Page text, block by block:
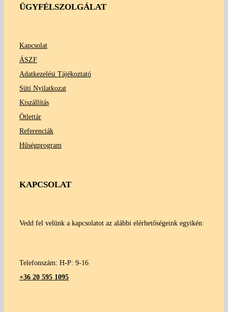
ÜGYFÉLSZOLGÁLAT
Kapcsolat
ÁSZF
Adatkezelési Tájékoztató
Süti Nyilatkozat
Kiszállítás
Ötlettár
Referenciák
Hűségprogram
KAPCSOLAT
Vedd fel velünk a kapcsolatot az alábbi elérhetőségeink egyikén:
Telefonszám: H-P: 9-16
+36 20 595 1095